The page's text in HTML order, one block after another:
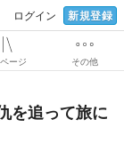
ログイン 新規登録
ージ その他
を追って旅に